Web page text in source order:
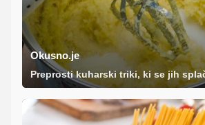
Okusno.je
Preprosti kuharski triki, ki se jih